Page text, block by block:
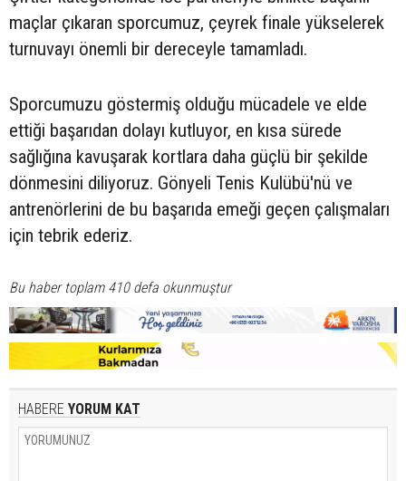
maçlar çıkaran sporcumuz, çeyrek finale yükselerek
turnuvayı önemli bir dereceyle tamamladı.
Sporcumuzu göstermiş olduğu mücadele ve elde
ettiği başarıdan dolayı kutluyor, en kısa sürede
sağlığına kavuşarak kortlara daha güçlü bir şekilde
dönmesini diliyoruz. Gönyeli Tenis Kulübü'nü ve
antrenörlerini de bu başarıda emeği geçen çalışmaları
için tebrik ederiz.
Bu haber toplam 410 defa okunmuştur
HABERE YORUM KAT